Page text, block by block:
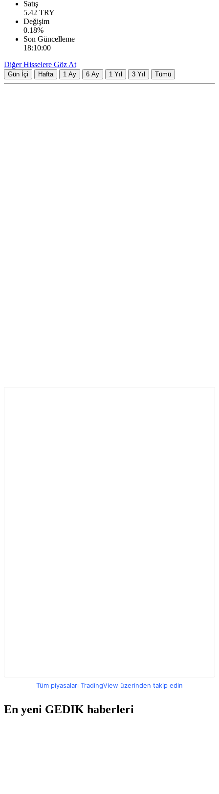
Satış
5.42 TRY
Değişim
0.18%
Son Güncelleme
18:10:00
Diğer Hisselere Göz At
Gün İçi Hafta 1 Ay 6 Ay 1 Yıl 3 Yıl Tümü
Tüm piyasaları TradingView üzerinden takip edin
En yeni GEDIK haberleri